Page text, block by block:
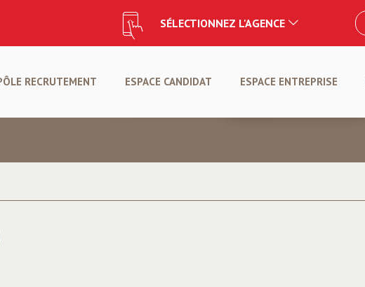
SÉLECTIONNEZ L'AGENCE
RECRUTEMENT ESPACE CANDIDAT
CANDIDATURE SPONTANÉE
CRÉER VOTRE PROFIL ESPACE ENTREPRISE